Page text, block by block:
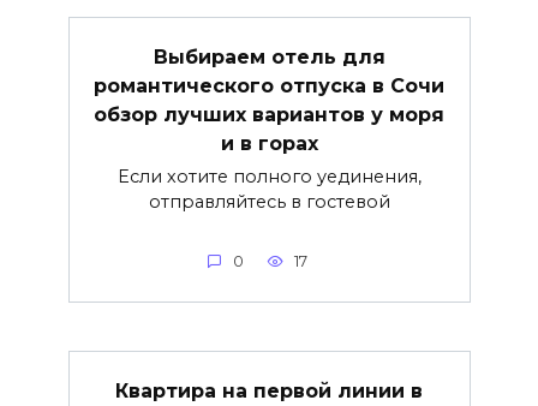
Выбираем отель для
романтического отпуска в Сочи
обзор лучших вариантов у моря
и в горах
Если хотите полного уединения,
отправляйтесь в гостевой
0 17
Квартира на первой линии в